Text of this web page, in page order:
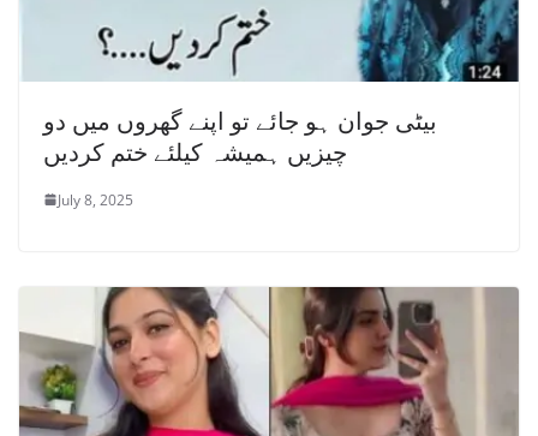
بیٹی جوان ہو جائے تو اپنے گھروں میں دو
چیزیں ہمیشہ کیلئے ختم کردیں
July 8, 2025